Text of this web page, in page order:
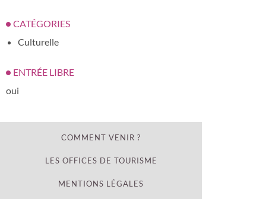
CATÉGORIES
Culturelle
ENTRÉE LIBRE
oui
COMMENT VENIR ?
LES OFFICES DE TOURISME
MENTIONS LÉGALES